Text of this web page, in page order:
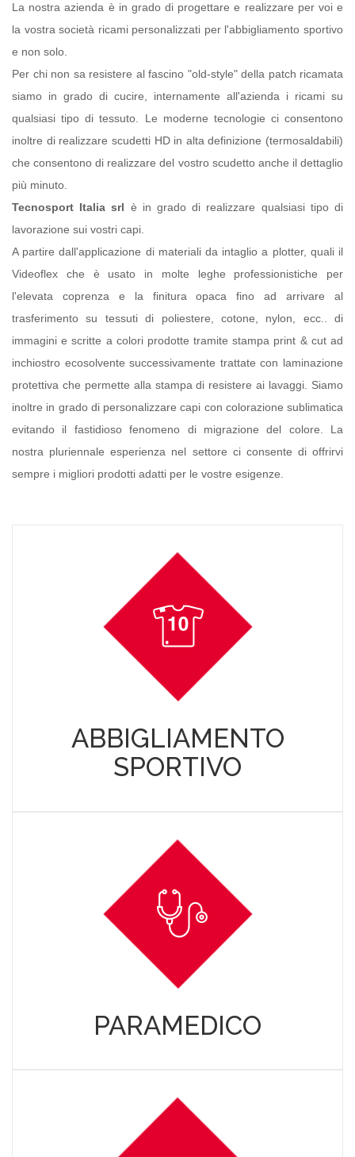
La nostra azienda è in grado di progettare e realizzare per voi e
la vostra società ricami personalizzati per l'abbigliamento sportivo
e non solo.
Per chi non sa resistere al fascino "old-style" della patch ricamata
siamo in grado di cucire, internamente all'azienda i ricami su
qualsiasi tipo di tessuto. Le moderne tecnologie ci consentono
inoltre di realizzare scudetti HD in alta definizione (termosaldabili)
che consentono di realizzare del vostro scudetto anche il dettaglio
più minuto.
Tecnosport Italia srl è in grado di realizzare qualsiasi tipo di
lavorazione sui vostri capi.
A partire dall'applicazione di materiali da intaglio a plotter, quali il
Videoflex che è usato in molte leghe professionistiche per
l'elevata coprenza e la finitura opaca fino ad arrivare al
trasferimento su tessuti di poliestere, cotone, nylon, ecc.. di
immagini e scritte a colori prodotte tramite stampa print & cut ad
inchiostro ecosolvente successivamente trattate con laminazione
protettiva che permette alla stampa di resistere ai lavaggi. Siamo
inoltre in grado di personalizzare capi con colorazione sublimatica
evitando il fastidioso fenomeno di migrazione del colore. La
nostra pluriennale esperienza nel settore ci consente di offrirvi
sempre i migliori prodotti adatti per le vostre esigenze.
ABBIGLIAMENTO
SPORTIVO
PARAMEDICO